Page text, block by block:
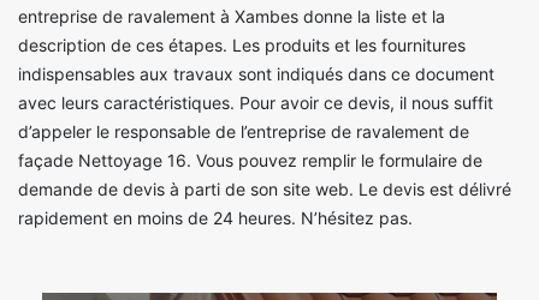
entreprise de ravalement à Xambes donne la liste et la
description de ces étapes. Les produits et les fournitures
indispensables aux travaux sont indiqués dans ce document
avec leurs caractéristiques. Pour avoir ce devis, il nous suffit
d’appeler le responsable de l’entreprise de ravalement de
façade Nettoyage 16. Vous pouvez remplir le formulaire de
demande de devis à parti de son site web. Le devis est délivré
rapidement en moins de 24 heures. N’hésitez pas.